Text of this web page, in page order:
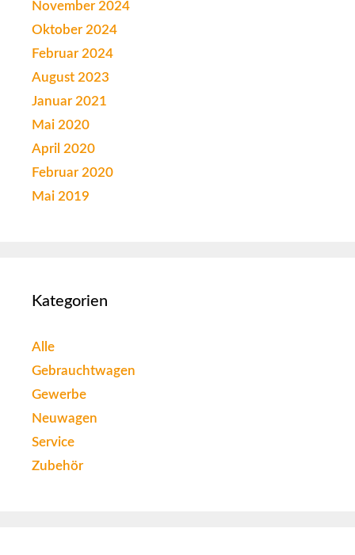
November 2024
Oktober 2024
Februar 2024
August 2023
Januar 2021
Mai 2020
April 2020
Februar 2020
Mai 2019
Kategorien
Alle
Gebrauchtwagen
Gewerbe
Neuwagen
Service
Zubehör